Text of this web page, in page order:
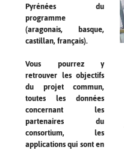
Pyrénées du
programme
(aragonais, basque,
castillan, français).
Vous pourrez y
retrouver les objectifs
du projet commun,
toutes les données
concernant les
partenaires du
consortium, les
applications qui sont en